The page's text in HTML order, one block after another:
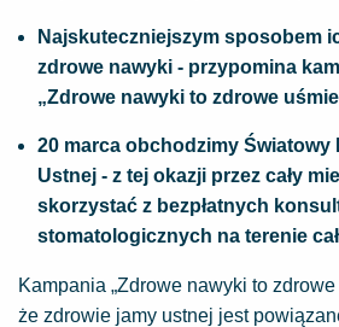
Najskuteczniejszym sposobem
zdrowe nawyki - przypomina
„Zdrowe nawyki to zdrowe
20 marca obchodzimy Światowy
Ustnej - z tej okazji przez cały
skorzystać z bezpłatnych
stomatologicznych na terenie
Kampania „Zdrowe nawyki to
że zdrowie jamy ustnej jest